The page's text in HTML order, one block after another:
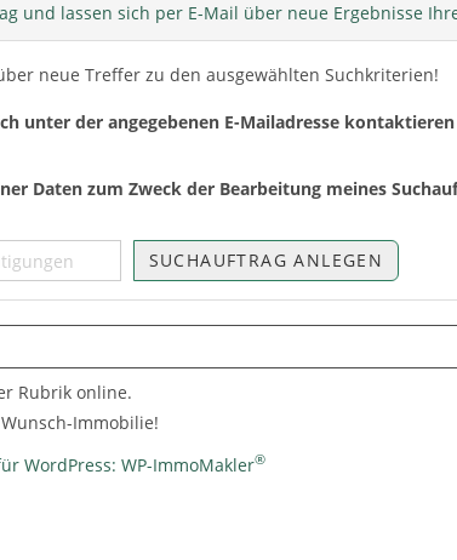
und lassen sich per E-Mail über neue Ergebnisse
neue Treffer zu den ausgewählten Suchkriterien!
unter der angegebenen E-Mailadresse
Daten zum Zweck der Bearbeitung meines
SUCHAUFTRAG ANLEGEN
Rubrik online.
Immobilie!
WordPress: WP-ImmoMakler®